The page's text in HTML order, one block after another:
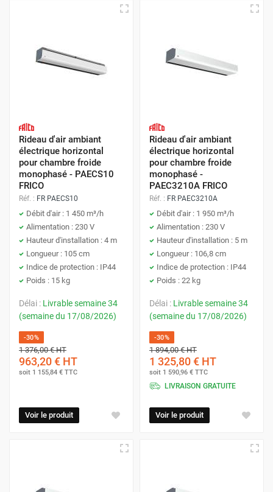
Rideau d'air ambiant
électrique horizontal
pour chambre froide
monophasé - PAECS10
FRICO
Réf. : FR PAECS10
Débit d'air : 1 450 m³/h
Alimentation : 230 V
Hauteur d'installation : 4 m
Longueur : 105 cm
Indice de protection : IP44
Poids : 15 kg
Délai : Livrable semaine 34
(semaine du 17/08/2026)
-30%
1 376,00 €HT
963,20 € HT
soit 1 155,84 € TTC
Voir le produit
Rideau d'air ambiant
électrique horizontal
pour chambre froide
monophasé -
PAEC3210A FRICO
Réf. : FR PAEC3210A
Débit d'air : 1 950 m³/h
Alimentation : 230 V
Hauteur d'installation : 5 m
Longueur : 106,8 cm
Indice de protection : IP44
Poids : 22 kg
Délai : Livrable semaine 34
(semaine du 17/08/2026)
-30%
1 894,00 €HT
1 325,80 € HT
soit 1 590,96 € TTC
LIVRAISON GRATUITE
Voir le produit